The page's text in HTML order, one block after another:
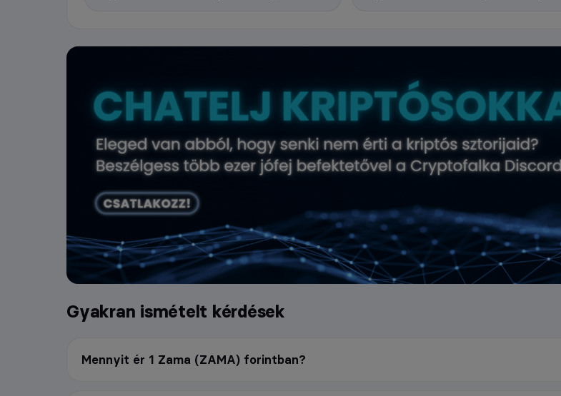
Gyakran ismételt kérdések
Mennyit ér 1 Zama (ZAMA) forintban?